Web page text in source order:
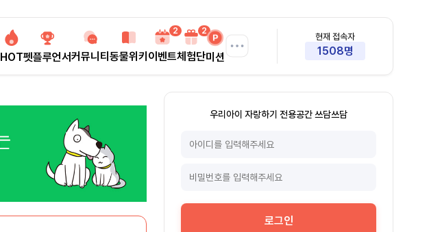
HOT펫플루언서커뮤니티 동물위키 이벤트
2
체험단
2
미션
현재 접속자
1508명
우리아이 자랑하기 전용공간 쓰담쓰담
로그인